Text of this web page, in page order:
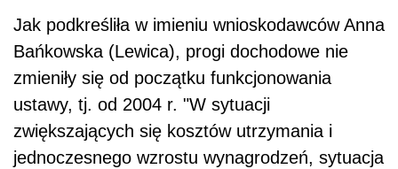
Jak podkreśliła w imieniu wnioskodawców Anna
Bańkowska (Lewica), progi dochodowe nie
zmieniły się od początku funkcjonowania
ustawy, tj. od 2004 r. "W sytuacji
zwiększających się kosztów utrzymania i
jednoczesnego wzrostu wynagrodzeń, sytuacja